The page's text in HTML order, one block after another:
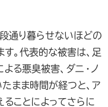
通り暮らせないほどの
。代表的な被害は、足
る悪臭被害、ダニ・ノ
まま時間が経つと、ア
ことによってさらに